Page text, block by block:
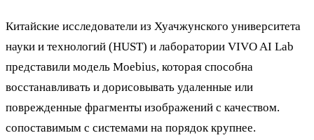
Китайские исследователи из Хуачжунского университета
науки и технологий (HUST) и лаборатории VIVO AI Lab
представили модель Moebius, которая способна
восстанавливать и дорисовывать удаленные или
поврежденные фрагменты изображений с качеством.
сопоставимым с системами на порядок крупнее.